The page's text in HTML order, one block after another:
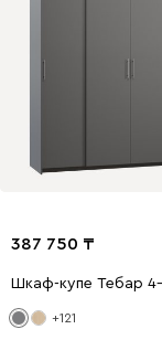
387 750
Шкаф-купе Тебар
+121